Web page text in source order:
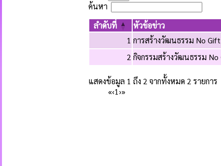
ค้นหา
ลำดับที่
หัวข้อข่าว
1 การสร้างวัฒนธรรม No
2 กิจกรรมสร้างวัฒนธรรม
แสดงข้อมูล 1 ถึง 2 จากทั้งหมด 2 รายการ
«‹1›»